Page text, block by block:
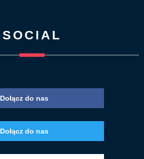
SOCIAL
Dołącz do nas
Dołącz do nas